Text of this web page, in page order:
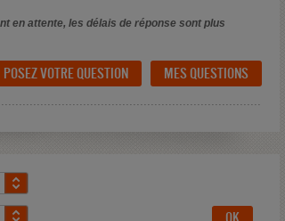
en attente, les délais de réponse sont plus
POSEZ VOTRE QUESTION MES QUESTIONS